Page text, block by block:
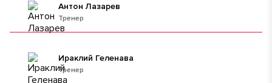
Тренер
Антон Лазарев
Тренер
Ираклий Геленава